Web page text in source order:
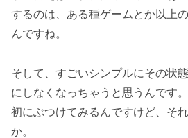
するのは、ある種ゲームとか以上
んですね。
そして、すごいシンプルにその状
にしなくなっちゃうと思うんです
初にぶつけてみるんですけど、そ
か。